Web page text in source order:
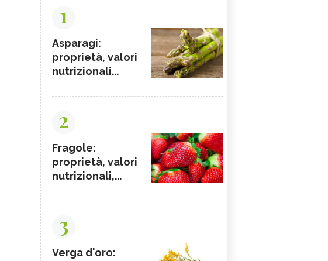
1
Asparagi:
proprietà, valori
nutrizionali...
2
Fragole:
proprietà, valori
nutrizionali,...
3
Verga d'oro: